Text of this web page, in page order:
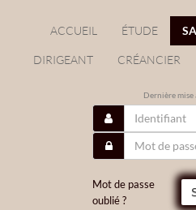
ACCUEIL ÉTUDE
DIRIGEANT CRÉANCIER
Dernière
Mot de passe
oublié ?